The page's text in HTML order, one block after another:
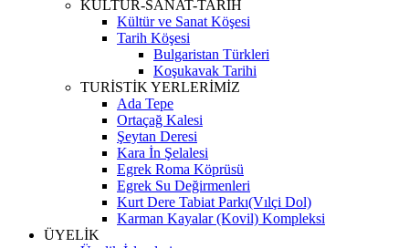
KÜLTÜR-SANAT-TARİH
Kültür ve Sanat Köşesi
Tarih Köşesi
Bulgaristan Türkleri
Koşukavak Tarihi
TURİSTİK YERLERİMİZ
Ada Tepe
Ortaçağ Kalesi
Şeytan Deresi
Kara İn Şelalesi
Egrek Roma Köprüsü
Egrek Su Değirmenleri
Kurt Dere Tabiat Parkı(Vılçi Dol)
Karman Kayalar (Kovil) Kompleksi
ÜYELİK